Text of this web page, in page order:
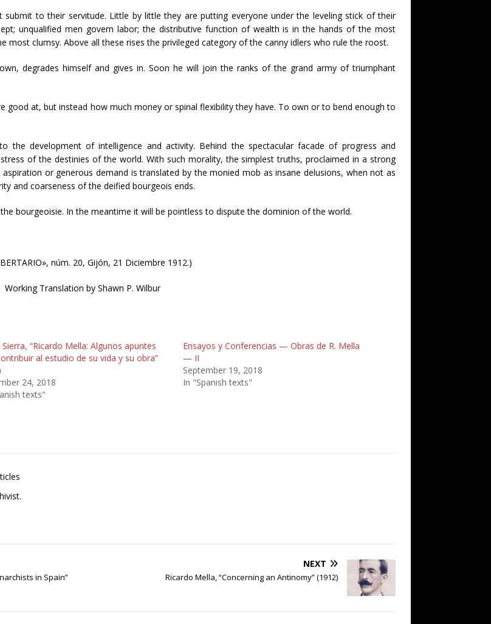
to their servitude. Little by little they are putting everyone under the leveling stick of their
unqualified men govern labor; the distributive function of wealth is in the hands of the most
most clumsy. Above all these rises the privileged category of the canny idlers who rule the roost.
degrades himself and gives in. Soon he will join the ranks of the grand army of triumphant
good at, but instead how much money or spinal flexibility they have. To own or to bend enough to
the development of intelligence and activity. Behind the spectacular facade of progress and
of the destinies of the world. With such morality, the simplest truths, proclaimed in a strong
or generous demand is translated by the monied mob as insane delusions, when not as
and coarseness of the deified bourgeois ends.
bourgeoisie. In the meantime it will be pointless to dispute the dominion of the world.
núm. 20, Gijón, 21 Diciembre 1912.)
Working Translation by Shawn P. Wilbur
“Ricardo Mella: Algunos apuntes
al estudio de su vida y su obra”
24, 2018
texts"
Ensayos y Conferencias — Obras de R. Mella
— II
September 19, 2018
In "Spanish texts"
in Spain”
NEXT
Ricardo Mella, “Concerning an Antinomy” (1912)